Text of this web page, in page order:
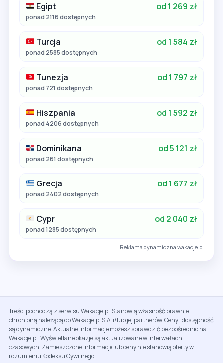
Egipt od 1 269 zł
ponad 2116 dostępnych
Turcja od 1 584 zł
ponad 2585 dostępnych
Tunezja od 1 797 zł
ponad 721 dostępnych
Hiszpania od 1 592 zł
ponad 4206 dostępnych
Dominikana od 5 121 zł
ponad 261 dostępnych
Grecja od 1 677 zł
ponad 2402 dostępnych
Cypr od 2 040 zł
ponad 1285 dostępnych
Reklama dynamiczna wakacje.pl
Treści pochodzą z serwisu Wakacje.pl. Stanowią własność prawnie
chronioną należącą do Wakacje.pl S.A. i/lub jej partnerów. Ceny i dostępność
są dynamiczne. Aktualne informacje możesz sprawdzić bezpośrednio na
Wakacje.pl. Wyświetlane okazje są aktualizowane w interwałach
czasowych. Zamieszczone informacje lub ceny nie stanowią oferty w
rozumieniu Kodeksu Cywilnego.